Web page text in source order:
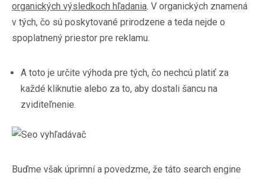
organických výsledkoch hľadania. V organických znamená
v tých, čo sú poskytované prirodzene a teda nejde o
spoplatnený priestor pre reklamu.
A toto je určite výhoda pre tých, čo nechcú platiť za
každé kliknutie alebo za to, aby dostali šancu na
zviditeľnenie.
Buďme však úprimní a povedzme, že táto search engine